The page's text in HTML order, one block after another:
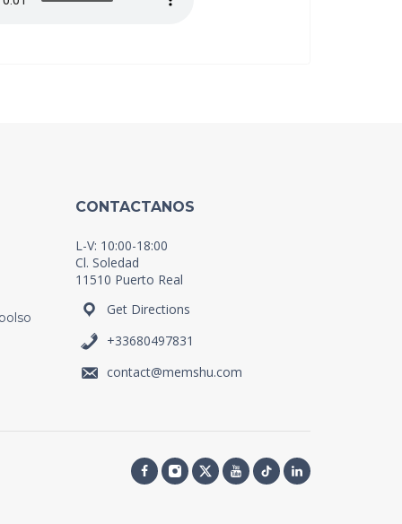
CONTACTANOS
L-V: 10:00-18:00
Cl. Soledad
11510 Puerto Real
Get Directions
+33680497831
contact@memshu.com